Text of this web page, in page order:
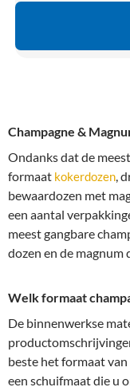
Champagne &
Ondanks dat de
formaat kokerdozen,
bewaardozen met
een aantal
meest gangbare
dozen en de magnum
Welk formaat
De binnenwerkse
beste het formaat
een schuifmaat die u